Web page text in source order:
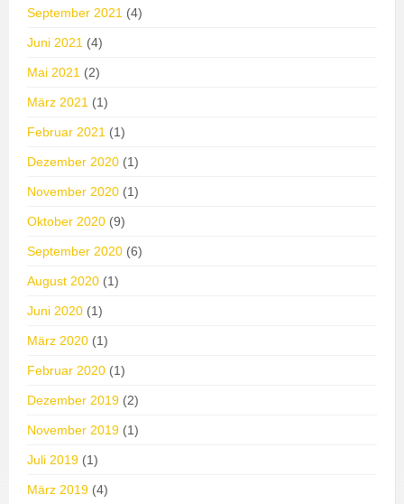
September 2021 (4)
Juni 2021 (4)
Mai 2021 (2)
März 2021 (1)
Februar 2021 (1)
Dezember 2020 (1)
November 2020 (1)
Oktober 2020 (9)
September 2020 (6)
August 2020 (1)
Juni 2020 (1)
März 2020 (1)
Februar 2020 (1)
Dezember 2019 (2)
November 2019 (1)
Juli 2019 (1)
März 2019 (4)